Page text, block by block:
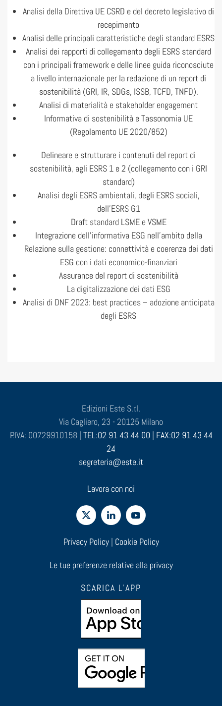
Analisi della Direttiva UE CSRD e del decreto legislativo di
recepimento
Analisi delle principali caratteristiche degli standard ESRS
Analisi dei rapporti di collegamento degli ESRS standard
con i principali framework e delle linee guida riconosciute
a livello internazionale per la redazione di un report di
sostenibilità (GRI, IR, SDGs, ISSB, TCFD, TNFD).
Analisi di materialità e stakeholder engagement
Informativa di sostenibilità e Tassonomia UE
(Regolamento UE 2020/852)
Delineare e strutturare i contenuti del report di
sostenibilità, agli ESRS 1 e 2 (collegamento con i GRI
standard)
Analisi degli ESRS ambientali, degli ESRS sociali,
dell’ESRS G1
Draft standard LSME e VSME
Integrazione dell’informativa ESG nell’ambito della
Relazione sulla gestione: connettività e coerenza dei dati
ESG con i dati economico-finanziari
Assurance del report di sostenibilità
La digitalizzazione dei dati ESG
Analisi di DNF 2023: best practices – adozione anticipata
degli ESRS
Edizioni Este S.r.l.
Via Cagliero, 23 - 20125 Milano
P.IVA: 00729910158 | TEL:02 91 43 44 00 | FAX:02 91 43 44
24
segreteria@este.it
Lavora con noi
Privacy Policy| Cookie Policy
Le tue preferenze relative alla privacy
SCARICA L'APP